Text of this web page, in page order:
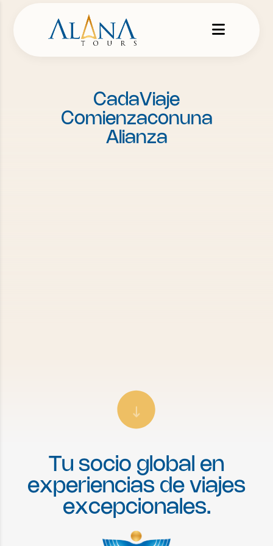
CadaViaje
Comienzaconuna
Al ianza
Tu socio g oba en
experiencias de viajes
excepciona es.